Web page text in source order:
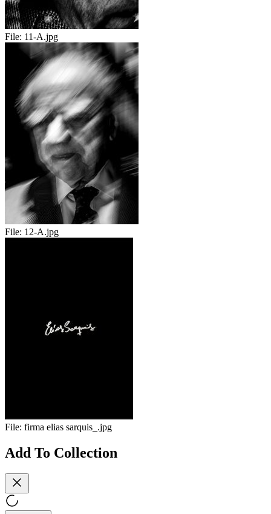
File: 11-A.jpg
File: 12-A.jpg
File: firma elias sarquis_.jpg
Add To Collection